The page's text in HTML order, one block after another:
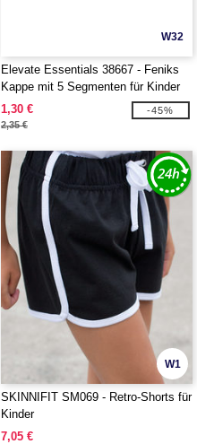
W32
Elevate Essentials 38667 - Feniks
Kappe mit 5 Segmenten für Kinder
1,30 €
2,35 €
-45%
W1
SKINNIFIT SM069 - Retro-Shorts für
Kinder
7,05 €